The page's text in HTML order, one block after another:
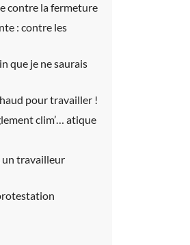
contre la fermeture
: contre les
que je ne saurais
pour travailler !
clim’… atique
travailleur